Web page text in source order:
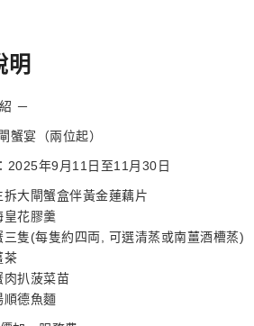
明
－
蟹宴（兩位起）
2025年9月11日至11月30日
拆大閘蟹盒伴黃金蓮藕片
皇花膠羹
三隻(每隻約四両, 可選清蒸或南薑酒槽蒸)
茶
肉扒菠菜苗
順德魚麵